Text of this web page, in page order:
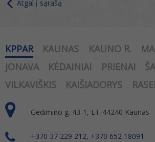
Atgal į sąrašą
KPPAR KAUNAS KAUNO R.
JONAVA
KĖDAINIAI PRIENAI
VILKAVIŠKIS
KAIŠIADORYS
Gedimino g. 43-1, LT-44240 Kaunas
+370 37 229 212, +370 652 18091